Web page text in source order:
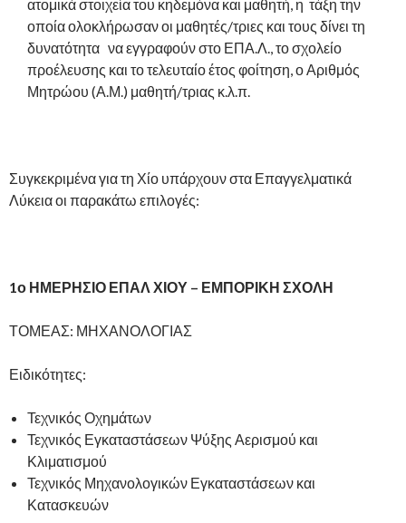
ατομικά στοιχεία του κηδεμόνα και μαθητή, η τάξη την
οποία ολοκλήρωσαν οι μαθητές/τριες και τους δίνει τη
δυνατότητα να εγγραφούν στο ΕΠΑ.Λ., το σχολείο
προέλευσης και το τελευταίο έτος φοίτηση, ο Αριθμός
Μητρώου (Α.Μ.) μαθητή/τριας κ.λ.π.
Συγκεκριμένα για τη Χίο υπάρχουν στα Επαγγελματικά
Λύκεια οι παρακάτω επιλογές:
1ο ΗΜΕΡΗΣΙΟ ΕΠΑΛ ΧΙΟΥ – ΕΜΠΟΡΙΚΗ ΣΧΟΛΗ
ΤΟΜΕΑΣ: ΜΗΧΑΝΟΛΟΓΙΑΣ
Ειδικότητες:
Τεχνικός Οχημάτων
Τεχνικός Εγκαταστάσεων Ψύξης Αερισμού και
Κλιματισμού
Τεχνικός Μηχανολογικών Εγκαταστάσεων και
Κατασκευών